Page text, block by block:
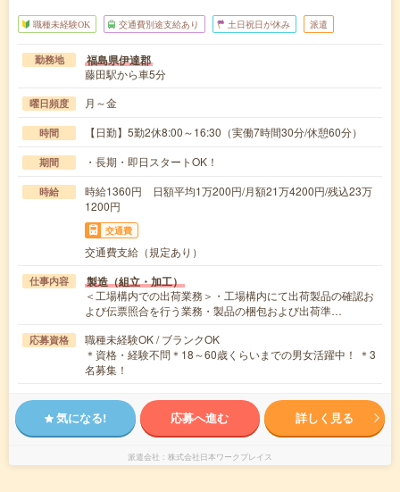
職種未経験OK 交通費別途支給あり 土日祝日が休み 派遣
勤務地 福島県伊達郡
藤田駅から車5分
曜日頻度 月～金
時間 【日勤】5勤2休8:00～16:30（実働7時間30分/休憩60分）
期間 ・長期・即日スタートOK！
時給
時給1360円 日額平均1万200円/月額21万4200円/残込23万
1200円
交通費
交通費支給（規定あり）
仕事内容 製造（組立・加工）
＜工場構内での出荷業務＞・工場構内にて出荷製品の確認お
よび伝票照合を行う業務・製品の梱包および出荷準…
応募資格
職種未経験OK / ブランクOK
＊資格・経験不問＊18～60歳くらいまでの男女活躍中！ ＊3
名募集！
気になる! 応募へ進む 詳しく見る
派遣会社 株式会社日本ワークプレイス